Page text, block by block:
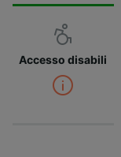
Accesso disabili